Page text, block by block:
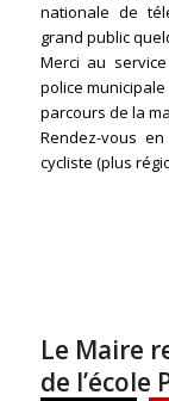
nationale de
grand public
Merci au
police
parcours de la
Rendez-vous
cycliste (plus
Le Maire
de l’école